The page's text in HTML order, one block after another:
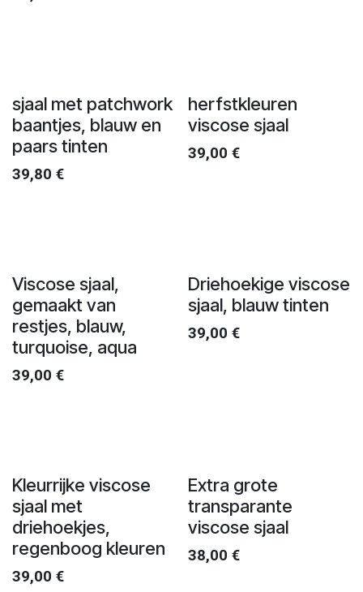
sjaal met patchwork
baantjes, blauw en
paars tinten
39,80 €
herfstkleuren
viscose sjaal
39,00 €
Viscose sjaal,
gemaakt van
restjes, blauw,
turquoise, aqua
39,00 €
Driehoekige viscose
sjaal, blauw tinten
39,00 €
Kleurrijke viscose
sjaal met
driehoekjes,
regenboog kleuren
39,00 €
Extra grote
transparante
viscose sjaal
38,00 €